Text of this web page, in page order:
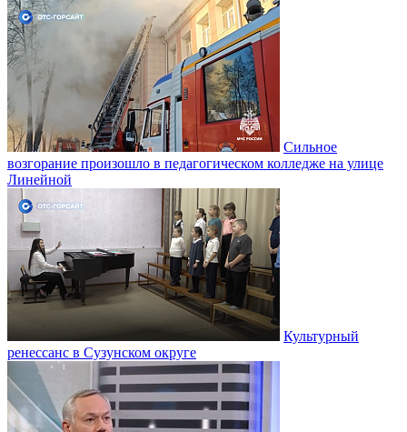
Сильное
возгорание произошло в педагогическом колледже на улице
Линейной
Культурный
ренессанс в Сузунском округе